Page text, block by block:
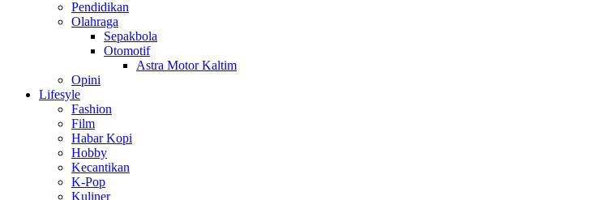
Pendidikan
Olahraga
Sepakbola
Otomotif
Astra Motor Kaltim
Opini
Lifesyle
Fashion
Film
Habar Kopi
Hobby
Kecantikan
K-Pop
Kuliner